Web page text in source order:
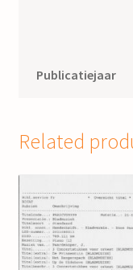
Publicatiejaar
Related